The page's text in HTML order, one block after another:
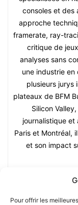
Pour offrir les
consoles et des
approche
framerate, ray-
critique de
analyses sans
une industrie
plusieurs jurys
plateaux de BFM
Silicon
journalistique et
Paris et Montréal,
et son impact